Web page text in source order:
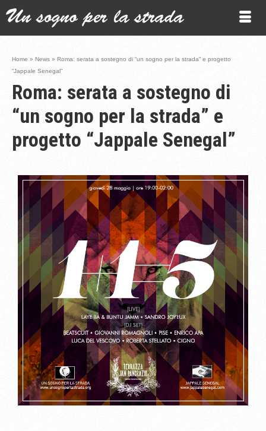
Home » News » Roma: serata a sostegno di “un sogno per la strada” e progetto
“Jappale Senegal”
Roma: serata a sostegno di
“un sogno per la strada” e
progetto “Jappale Senegal”